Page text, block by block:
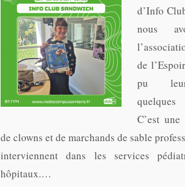
d’Info
nous
de
pu
quelques
C’est une
de clowns et de marchands de sable
interviennent dans les services
hôpitaux.…